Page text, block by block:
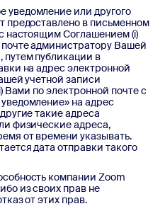
уведомление или другого
предоставлено в письменном
настоящим Соглашением (i)
администратору Вашей
путем публикации в
на адрес электронной
учетной записи
Вами по электронной почте с
на адрес
такие адреса
физические адреса,
от времени указывать.
дата отправки такого
компании Zoom
из своих прав не
от этих прав.